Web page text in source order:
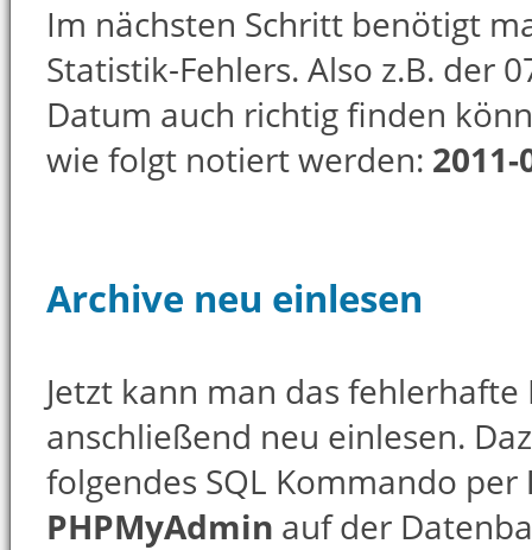
Im nächsten Schritt benötigt
Statistik-Fehlers. Also z.B. der
Datum auch richtig finden
wie folgt notiert werden: 2011-
Archive neu einlesen
Jetzt kann man das
anschließend neu einlesen.
folgendes SQL Kommando per
PHPMyAdmin auf der